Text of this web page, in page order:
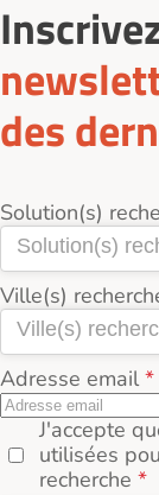
des
Solution(s)
Ville(s)
Adresse email
J'accepte
utilisées
recherche